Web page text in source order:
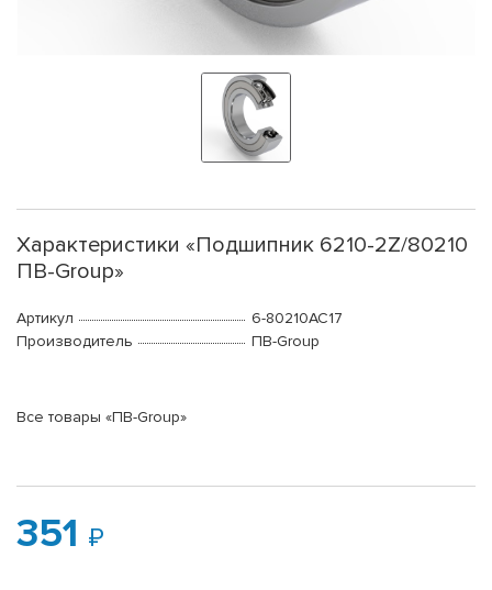
Характеристики «Подшипник 6210-2Z/80210
ПВ-Group»
Артикул
6-80210АС17
Производитель
ПВ-Group
Все товары «ПВ-Group»
351